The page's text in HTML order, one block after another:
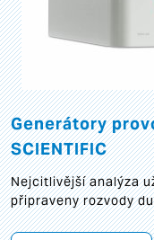
Generátory
SCIENTIFIC
Nejcitlivější analýza
připraveny rozvody